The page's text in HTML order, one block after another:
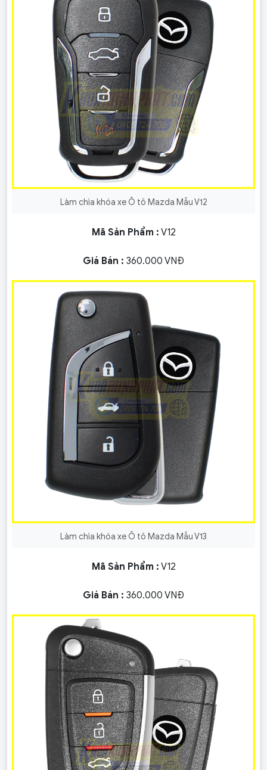
Làm chìa khóa xe Ô tô Mazda Mẫu V12
Mã Sản Phẩm : V12
Giá Bán : 360.000 VNĐ
Làm chìa khóa xe Ô tô Mazda Mẫu V13
Mã Sản Phẩm : V12
Giá Bán : 360.000 VNĐ